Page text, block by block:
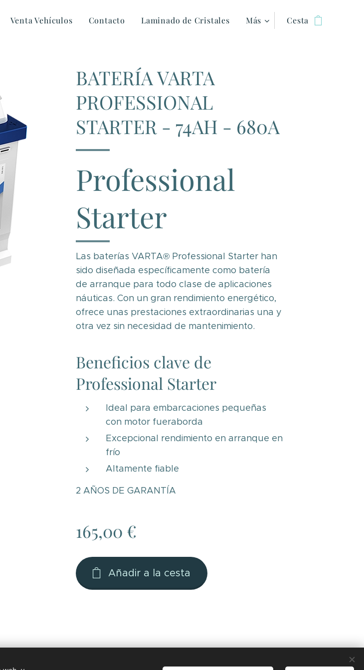
Venta Vehículos Contacto Laminado de Cristales Más Cesta
BATERÍA VARTA
PROFESSIONAL
STARTER - 74AH - 680A
Professional
Starter
Las baterías VARTA® Professional Starter han
sido diseñada específicamente como batería
de arranque para todo clase de aplicaciones
náuticas. Con un gran rendimiento energético,
ofrece unas prestaciones extraordinarias una y
otra vez sin necesidad de mantenimiento.
Beneficios clave de
Professional Starter
Ideal para embarcaciones pequeñas
con motor fueraborda
Excepcional rendimiento en arranque en
frío
Altamente fiable
2 AÑOS DE GARANTÍA
165,00 €
Añadir a la cesta